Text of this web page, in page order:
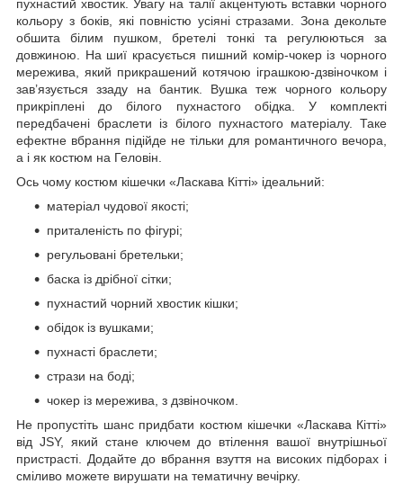
пухнастий хвостик. Увагу на талії акцентують вставки чорного
кольору з боків, які повністю усіяні стразами. Зона декольте
обшита білим пушком, бретелі тонкі та регулюються за
довжиною. На шиї красується пишний комір-чокер із чорного
мережива, який прикрашений котячою іграшкою-дзвіночком і
зав’язується ззаду на бантик. Вушка теж чорного кольору
прикріплені до білого пухнастого обідка. У комплекті
передбачені браслети із білого пухнастого матеріалу. Таке
ефектне вбрання підійде не тільки для романтичного вечора,
а і як костюм на Геловін.
Ось чому костюм кішечки «Ласкава Кітті» ідеальний:
матеріал чудової якості;
приталеність по фігурі;
регульовані бретельки;
баска із дрібної сітки;
пухнастий чорний хвостик кішки;
обідок із вушками;
пухнасті браслети;
стрази на боді;
чокер із мережива, з дзвіночком.
Не пропустіть шанс придбати костюм кішечки «Ласкава Кітті»
від JSY, який стане ключем до втілення вашої внутрішньої
пристрасті. Додайте до вбрання взуття на високих підборах і
сміливо можете вирушати на тематичну вечірку.